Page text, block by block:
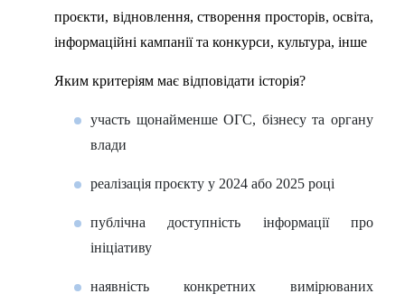
проєкти, відновлення, створення просторів, освіта,
інформаційні кампанії та конкурси, культура, інше
Яким критеріям має відповідати історія?
участь щонайменше ОГС, бізнесу та органу
влади
реалізація проєкту у 2024 або 2025 році
публічна доступність інформації про
ініціативу
наявність конкретних вимірюваних